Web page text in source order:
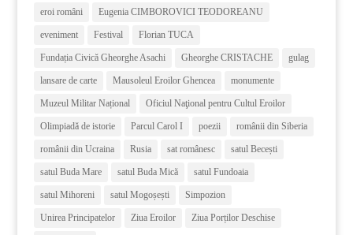
eroi români Eugenia CIMBOROVICI TEODOREANU
eveniment Festival Florian TUCA
Fundația Civică Gheorghe Asachi Gheorghe CRISTACHE gulag
lansare de carte Mausoleul Eroilor Ghencea monumente
Muzeul Militar Național Oficiul Naţional pentru Cultul Eroilor
Olimpiadă de istorie Parcul Carol I poezii românii din Siberia
românii din Ucraina Rusia sat românesc satul Becești
satul Buda Mare satul Buda Mică satul Fundoaia
satul Mihoreni satul Mogoșești Simpozion
Unirea Principatelor Ziua Eroilor Ziua Porților Deschise